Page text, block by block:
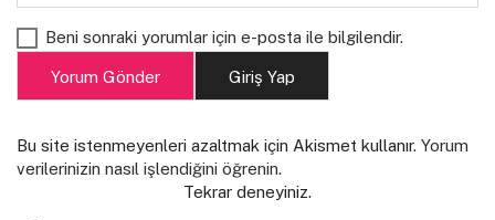
Beni sonraki yorumlar için e-posta ile bilgilendir.
Yorum Gönder Giriş Yap
Bu site istenmeyenleri azaltmak için Akismet kullanır. Yorum
verilerinizin nasıl işlendiğini öğrenin.
Tekrar deneyiniz.